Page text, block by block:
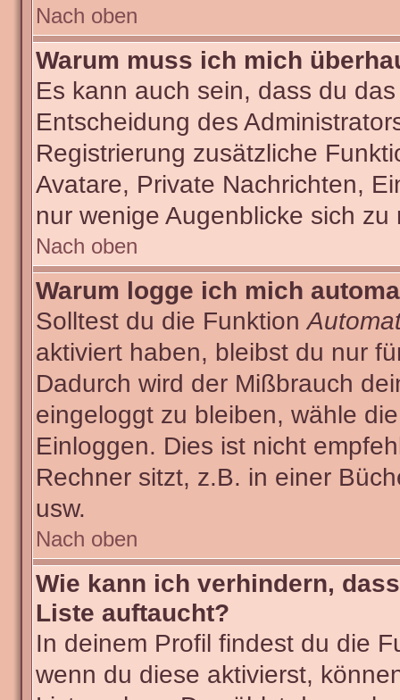
Nach oben
Warum muss ich mich
Es kann auch sein, dass du
Entscheidung des
Registrierung zusätzliche
Avatare, Private Nachrichten,
nur wenige Augenblicke sich
Nach oben
Warum logge ich mich
Solltest du die Funktion
aktiviert haben, bleibst du nur
Dadurch wird der Mißbrauch
eingeloggt zu bleiben, wähle
Einloggen. Dies ist nicht
Rechner sitzt, z.B. in einer
usw.
Nach oben
Wie kann ich verhindern,
Liste auftaucht?
In deinem Profil findest du die
wenn du diese aktivierst,